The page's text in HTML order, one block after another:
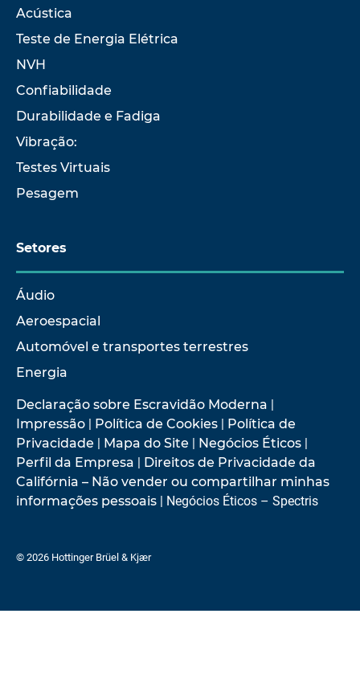
Acústica
Teste de Energia Elétrica
NVH
Confiabilidade
Durabilidade e Fadiga
Vibração:
Testes Virtuais
Pesagem
Setores
Áudio
Aeroespacial
Automóvel e transportes terrestres
Energia
Declaração sobre Escravidão Moderna
Impressão
Política de Cookies
Política de
Privacidade
Mapa do Site Negócios Éticos
Perfil da Empresa
Direitos de Privacidade da
Califórnia – Não vender ou compartilhar minhas
informações pessoais | Negócios Éticos – Spectris
© 2026 Hottinger Brüel & Kjær